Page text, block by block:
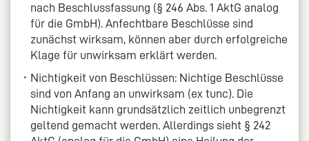
nach Beschlussfassung (§ 246 Abs. 1 AktG analog
für die GmbH). Anfechtbare Beschlüsse sind
zunächst wirksam, können aber durch erfolgreiche
Klage für unwirksam erklärt werden.
Nichtigkeit von Beschlüssen: Nichtige Beschlüsse
sind von Anfang an unwirksam (ex tunc). Die
Nichtigkeit kann grundsätzlich zeitlich unbegrenzt
geltend gemacht werden. Allerdings sieht § 242